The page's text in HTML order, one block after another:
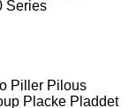
Series
Piller Pilous
Placke Pladdet